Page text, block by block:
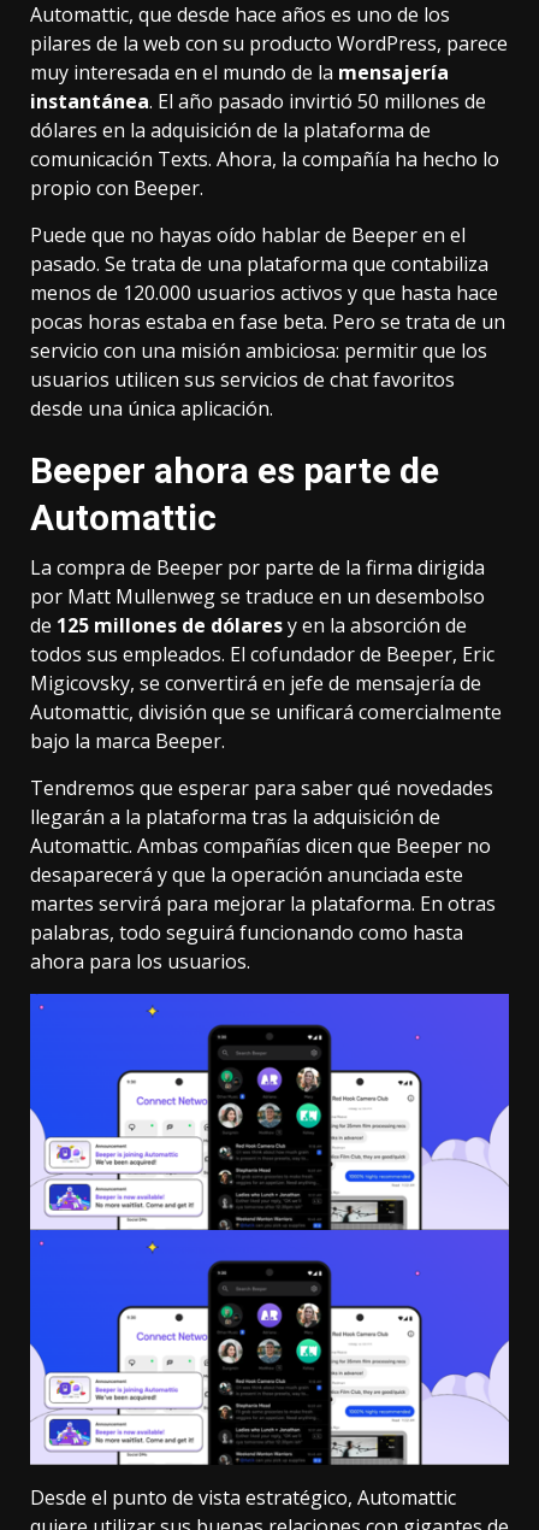
Automattic, que desde hace años es uno de los
pilares de la web con su producto WordPress, parece
muy interesada en el mundo de la mensajería
instantánea. El año pasado invirtió 50 millones de
dólares en la adquisición de la plataforma de
comunicación Texts. Ahora, la compañía ha hecho lo
propio con Beeper.
Puede que no hayas oído hablar de Beeper en el
pasado. Se trata de una plataforma que contabiliza
menos de 120.000 usuarios activos y que hasta hace
pocas horas estaba en fase beta. Pero se trata de un
servicio con una misión ambiciosa: permitir que los
usuarios utilicen sus servicios de chat favoritos
desde una única aplicación.
Beeper ahora es parte de
Automattic
La compra de Beeper por parte de la firma dirigida
por Matt Mullenweg se traduce en un desembolso
de 125 millones de dólaresy en la absorción de
todos sus empleados. El cofundador de Beeper, Eric
Migicovsky, se convertirá en jefe de mensajería de
Automattic, división que se unificará comercialmente
bajo la marca Beeper.
Tendremos que esperar para saber qué novedades
llegarán a la plataforma tras la adquisición de
Automattic. Ambas compañías dicen que Beeper no
desaparecerá y que la operación anunciada este
martes servirá para mejorar la plataforma. En otras
palabras, todo seguirá funcionando como hasta
ahora para los usuarios.
Desde el punto de vista estratégico, Automattic